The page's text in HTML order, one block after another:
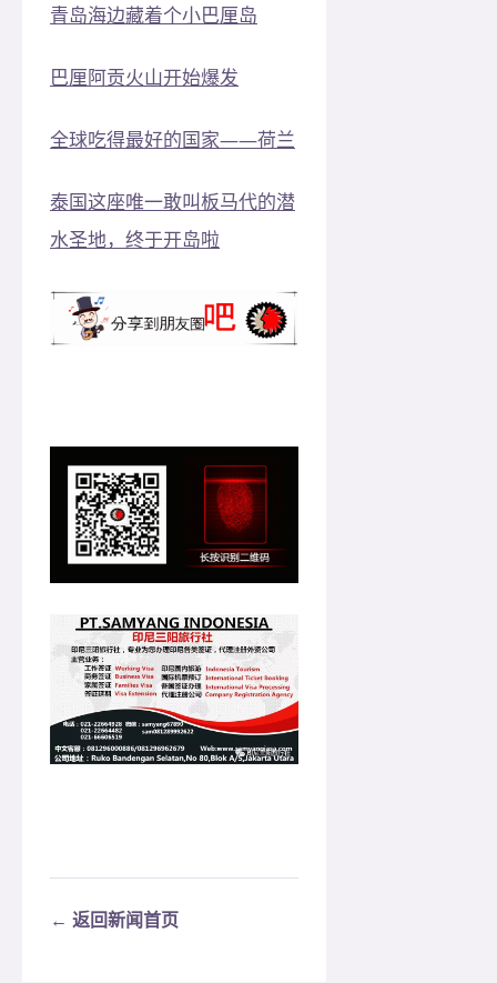
青岛海边藏着个小巴厘岛
巴厘阿贡火山开始爆发
全球吃得最好的国家——荷兰
泰国这座唯一敢叫板马代的潜
水圣地，终于开岛啦
← 返回新闻首页